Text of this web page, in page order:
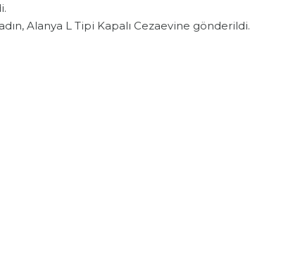
Alanya L Tipi Kapalı Cezaevine gönderildi.